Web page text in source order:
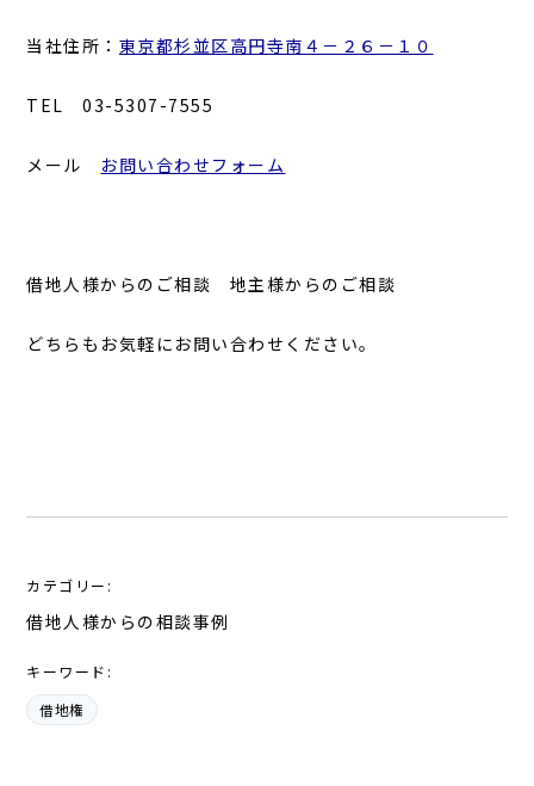
当社住所： 東京都杉並区高円寺南４－２６－１０
TEL 03-5307-7555
メール お問い合わせフォーム
借地人様からのご相談 地主様からのご相談
どちらもお気軽にお問い合わせください。
カテゴリー:
借地人様からの相談事例
キーワード:
借地権